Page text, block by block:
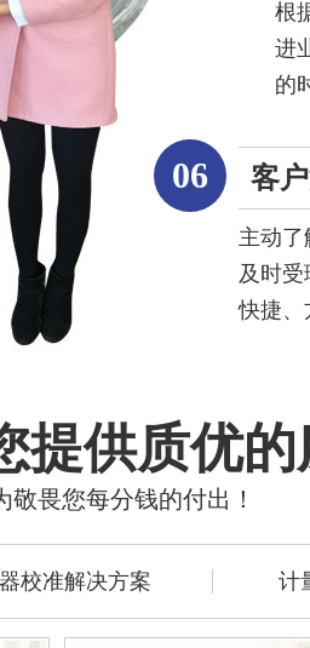
根
进
的
06 客
主动了
及时
快捷、
提供质优的
畏您每分钱的付出！
校准解决方案 计